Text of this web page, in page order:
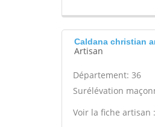
Caldana christian
Artisan
Département: 36
Surélévation
Voir la fiche artisan :